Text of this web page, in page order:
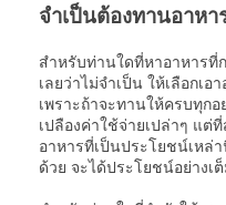
จำเป็นต้องทานอาห
สำหรับท่านใดที่หาอาหารที่
เลยว่าไม่จำเป็น ให้เลือกเ
เพราะถ้าจะทานให้ครบทุก
เปลืองค่าใช้จ่ายเปล่าๆ แ
อาหารที่เป็นประโยชน์เหล่
ด้วย จะได้ประโยชน์อย่างเ